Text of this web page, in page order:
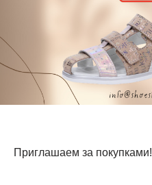
Приглашаем за покупками!